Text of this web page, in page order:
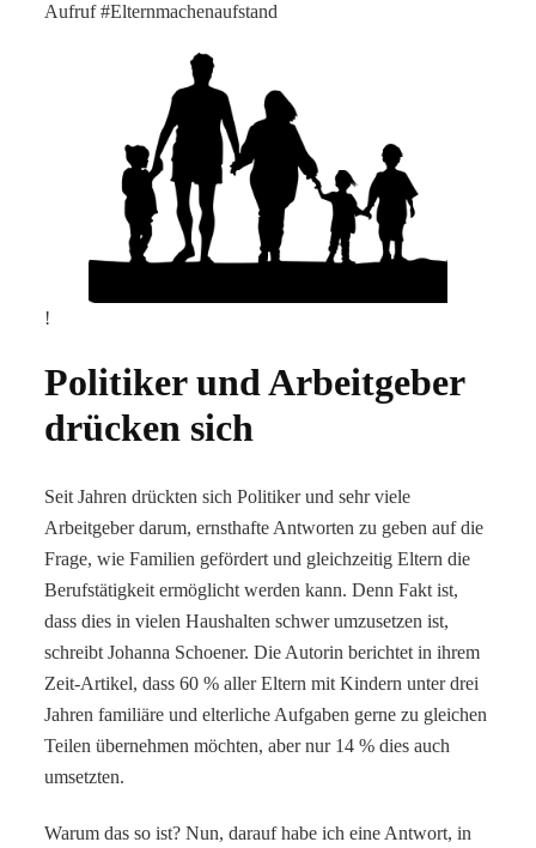
Aufruf #Elternmachenaufstand
!
Politiker und Arbeitgeber
drücken sich
Seit Jahren drückten sich Politiker und sehr viele
Arbeitgeber darum, ernsthafte Antworten zu geben auf die
Frage, wie Familien gefördert und gleichzeitig Eltern die
Berufstätigkeit ermöglicht werden kann. Denn Fakt ist,
dass dies in vielen Haushalten schwer umzusetzen ist,
schreibt Johanna Schoener. Die Autorin berichtet in ihrem
Zeit-Artikel, dass 60 % aller Eltern mit Kindern unter drei
Jahren familiäre und elterliche Aufgaben gerne zu gleichen
Teilen übernehmen möchten, aber nur 14 % dies auch
umsetzten.
Warum das so ist? Nun, darauf habe ich eine Antwort, in